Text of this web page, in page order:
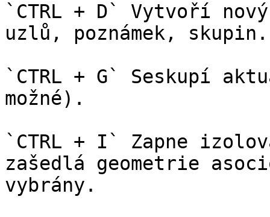
`CTRL + D` Vytvoří
uzlů, poznámek, skupin.
`CTRL + G` Seskupí
možné).
`CTRL + I` Zapne
zašedlá geometrie
vybrány.